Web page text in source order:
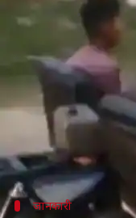
Nov 01,
क्या है खबर?
भारत में लोग
समय-समय पर यहाँ
हाल ही में पंजाब
जानकारी